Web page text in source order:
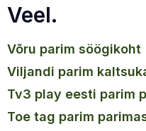
Veel.
võru parim söögikoht
viljandi parim
tv3 play eesti parim
toe tag parim